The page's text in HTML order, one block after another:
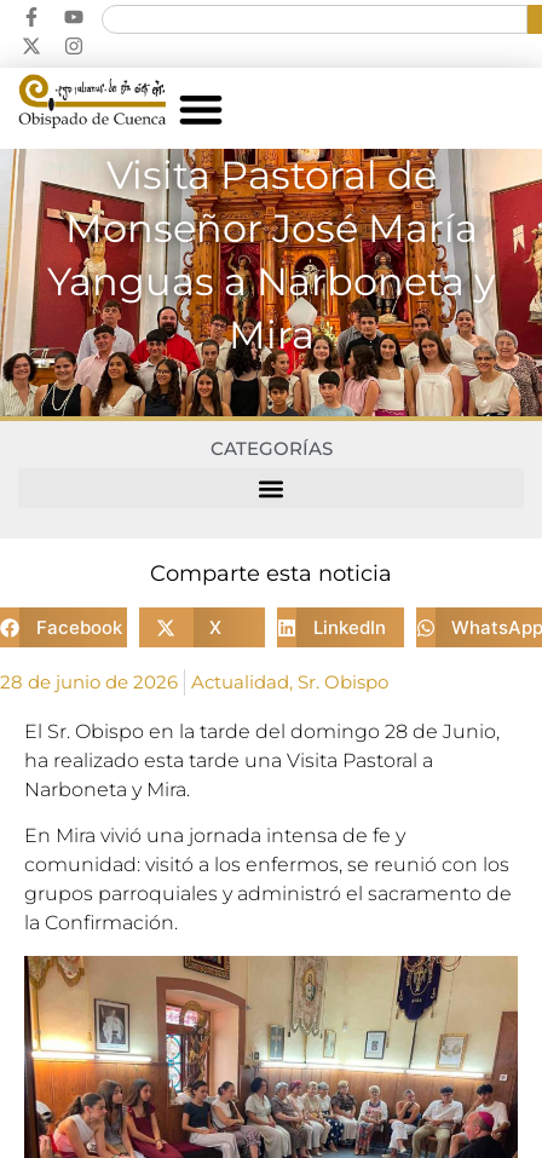
Visita Pastoral de
Monseñor José María
Yanguas a Narboneta y
Mira
CATEGORÍAS
Comparte esta noticia
Facebook X LinkedIn WhatsApp
28 de junio de 2026 Actualidad, Sr. Obispo
El Sr. Obispo en la tarde del domingo 28 de Junio,
ha realizado esta tarde una Visita Pastoral a
Narboneta y Mira.
En Mira vivió una jornada intensa de fe y
comunidad: visitó a los enfermos, se reunió con los
grupos parroquiales y administró el sacramento de
la Confirmación.